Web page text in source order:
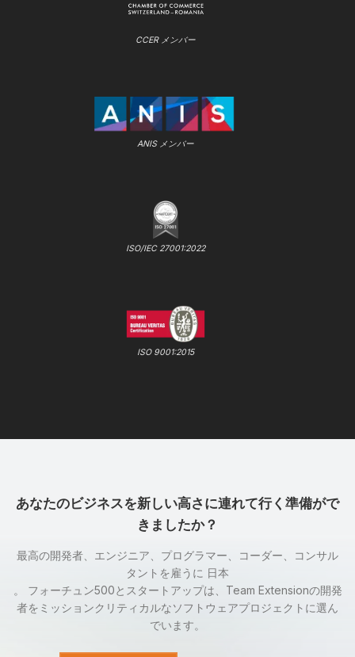
CCER メンバー
ANIS メンバー
ISO/IEC 27001:2022
ISO 9001:2015
あなたのビジネスを新しい高さに連れて行く準備がで
きましたか？
最高の開発者、エンジニア、プログラマー、コーダー、コンサル
タントを雇うに 日本
。 フォーチュン500とスタートアップは、Team Extensionの開発
者をミッションクリティカルなソフトウェアプロジェクトに選ん
でいます。